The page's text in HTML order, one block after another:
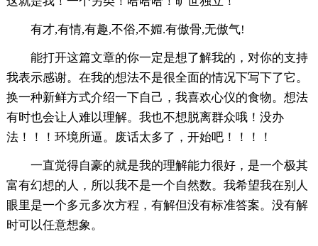
有才,有情,有趣,不俗,不媚.有傲骨,无傲气!
能打开这篇文章的你一定是想了解我的，对你的支持
我表示感谢。在我的想法不是很全面的情况下写下了它。
换一种新鲜方式介绍一下自己，我喜欢心仪的食物。想法
有时也会让人难以理解。我也不想脱离群众哦！没办
法！！！环境所逼。废话太多了，开始吧！！！！
一直觉得自豪的就是我的理解能力很好，是一个极其
富有幻想的人，所以我不是一个自然数。我希望我在别人
眼里是一个多元多次方程，有解但没有标准答案。没有解
时可以任意想象。